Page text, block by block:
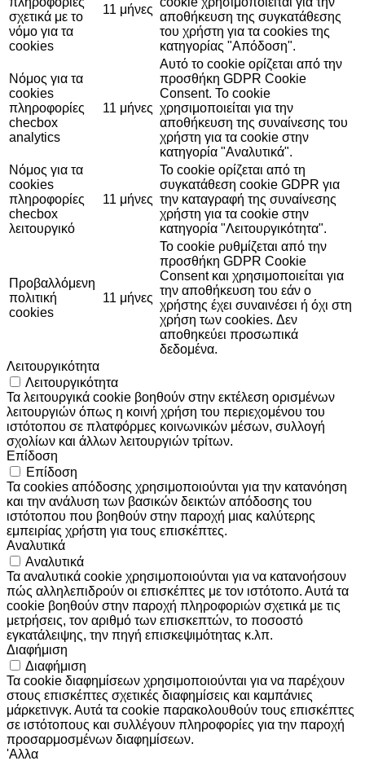
σχετικά με το
νόμο για τα
cookies
11 μήνες
αποθήκευση της συγκατάθεσης
του χρήστη για τα cookies της
κατηγορίας "Απόδοση".
Νόμος για τα
cookies
πληροφορίες
checbox
analytics
11 μήνες
Αυτό το cookie ορίζεται από την
προσθήκη GDPR Cookie
Consent. Το cookie
χρησιμοποιείται για την
αποθήκευση της συναίνεσης του
χρήστη για τα cookie στην
κατηγορία "Αναλυτικά".
Νόμος για τα
cookies
πληροφορίες
checbox
λειτουργικό
11 μήνες
Το cookie ορίζεται από τη
συγκατάθεση cookie GDPR για
την καταγραφή της συναίνεσης
χρήστη για τα cookie στην
κατηγορία "Λειτουργικότητα".
Προβαλλόμενη
πολιτική
cookies
11 μήνες
Το cookie ρυθμίζεται από την
προσθήκη GDPR Cookie
Consent και χρησιμοποιείται για
την αποθήκευση του εάν ο
χρήστης έχει συναινέσει ή όχι στη
χρήση των cookies. Δεν
αποθηκεύει προσωπικά
δεδομένα.
Λειτουργικότητα
Λειτουργικότητα
Τα λειτουργικά cookie βοηθούν στην εκτέλεση ορισμένων
λειτουργιών όπως η κοινή χρήση του περιεχομένου του
ιστότοπου σε πλατφόρμες κοινωνικών μέσων, συλλογή
σχολίων και άλλων λειτουργιών τρίτων.
Επίδοση
Επίδοση
Τα cookies απόδοσης χρησιμοποιούνται για την κατανόηση
και την ανάλυση των βασικών δεικτών απόδοσης του
ιστότοπου που βοηθούν στην παροχή μιας καλύτερης
εμπειρίας χρήστη για τους επισκέπτες.
Αναλυτικά
Αναλυτικά
Τα αναλυτικά cookie χρησιμοποιούνται για να κατανοήσουν
πώς αλληλεπιδρούν οι επισκέπτες με τον ιστότοπο. Αυτά τα
cookie βοηθούν στην παροχή πληροφοριών σχετικά με τις
μετρήσεις, τον αριθμό των επισκεπτών, το ποσοστό
εγκατάλειψης, την πηγή επισκεψιμότητας κ.λπ.
Διαφήμιση
Διαφήμιση
Τα cookie διαφημίσεων χρησιμοποιούνται για να παρέχουν
στους επισκέπτες σχετικές διαφημίσεις και καμπάνιες
μάρκετινγκ. Αυτά τα cookie παρακολουθούν τους επισκέπτες
σε ιστότοπους και συλλέγουν πληροφορίες για την παροχή
προσαρμοσμένων διαφημίσεων.
'Αλλα